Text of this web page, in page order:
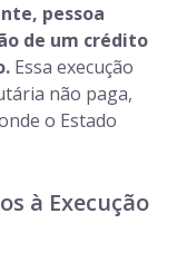
pessoa
de um crédito
Essa execução
não paga,
o Estado
à Execução